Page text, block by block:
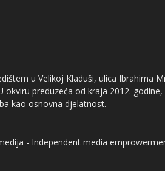
u Velikoj Kladuši, ulica Ibrahima
okviru preduzeća od kraja 2012.
kao osnovna djelatnost.
- Independent media